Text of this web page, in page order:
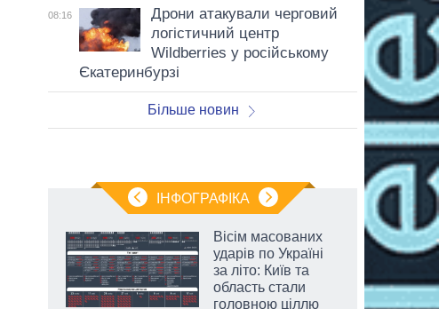
08:16
Дрони атакували черговий
логістичний центр
Wildberries у російському
Єкатеринбурзі
Більше новин
ІНФОГРАФІКА
Вісім масованих
ударів по Україні
за літо: Київ та
область стали
головною ціллю